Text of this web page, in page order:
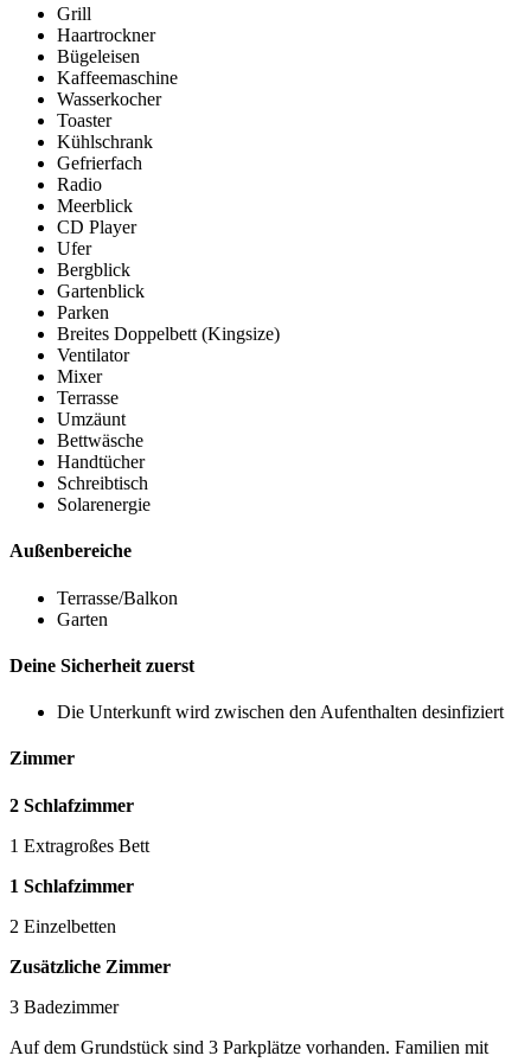
Grill
Haartrockner
Bügeleisen
Kaffeemaschine
Wasserkocher
Toaster
Kühlschrank
Gefrierfach
Radio
Meerblick
CD Player
Ufer
Bergblick
Gartenblick
Parken
Breites Doppelbett (Kingsize)
Ventilator
Mixer
Terrasse
Umzäunt
Bettwäsche
Handtücher
Schreibtisch
Solarenergie
Außenbereiche
Terrasse/Balkon
Garten
Deine Sicherheit zuerst
Die Unterkunft wird zwischen den Aufenthalten desinfiziert
Zimmer
2 Schlafzimmer
1 Extragroßes Bett
1 Schlafzimmer
2 Einzelbetten
Zusätzliche Zimmer
3 Badezimmer
Auf dem Grundstück sind 3 Parkplätze vorhanden. Familien mit